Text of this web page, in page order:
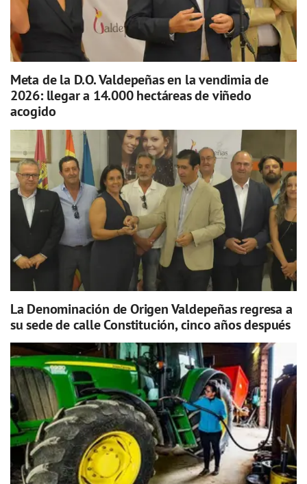
Meta de la D.O. Valdepeñas en la vendimia de
2026: llegar a 14.000 hectáreas de viñedo
acogido
La Denominación de Origen Valdepeñas regresa a
su sede de calle Constitución, cinco años después